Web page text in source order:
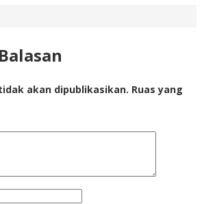
akan dipublikasikan. Ruas yang